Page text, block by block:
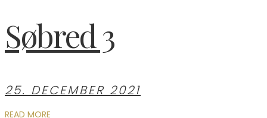
Søbred 3
25. DECEMBER 2021
READ MORE